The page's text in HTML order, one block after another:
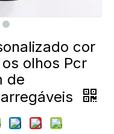
cor
olhos Pcr
de